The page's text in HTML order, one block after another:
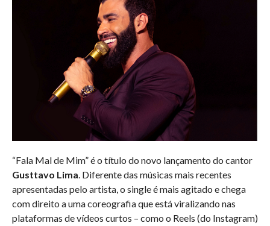
“Fala Mal de Mim” é o título do novo lançamento do cantor
Gusttavo Lima. Diferente das músicas mais recentes
apresentadas pelo artista, o single é mais agitado e chega
com direito a uma coreografia que está viralizando nas
plataformas de vídeos curtos – como o Reels (do Instagram)